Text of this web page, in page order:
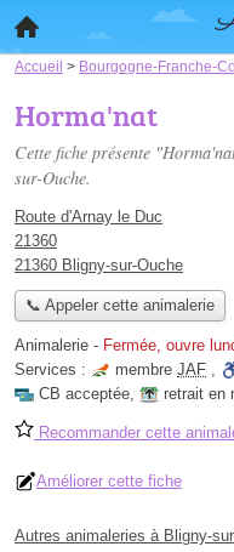
Accueil > Bourgogne-Franche-
Horma'nat
Cette fiche présente
sur-Ouche.
Route d'Arnay le Duc
21360
21360 Bligny-sur-Ouche
📞 Appeler cette animalerie
Animalerie - Fermée, ouvre
Services :
membre JAF ,
CB acceptée, retrait en
Recommander cette
Améliorer cette fiche
Autres animaleries à Bligny-